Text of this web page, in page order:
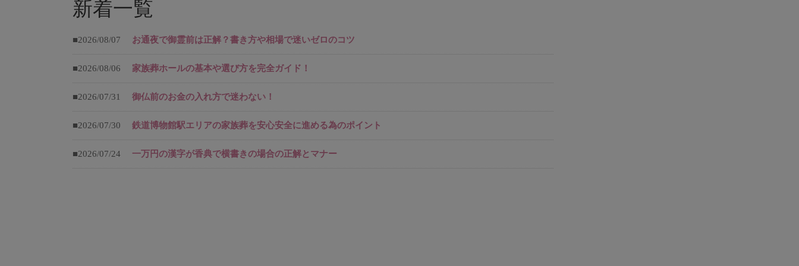
新着一覧
■2026/08/07 お通夜で御霊前は正解？書き方や相場で迷いゼロのコツ
■2026/08/06 家族葬ホールの基本や選び方を完全ガイド！
■2026/07/31 御仏前のお金の入れ方で迷わない！
■2026/07/30 鉄道博物館駅エリアの家族葬を安心安全に進める為のポイント
■2026/07/24 一万円の漢字が香典で横書きの場合の正解とマナー